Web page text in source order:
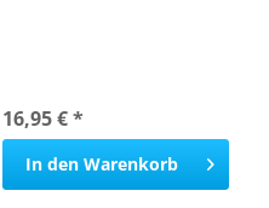
16,95 € *
In den Warenkorb